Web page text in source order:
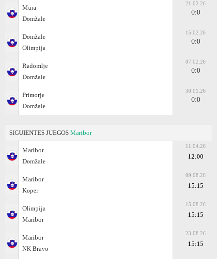
Mura
Domžale
21.02.26
0:0
Domžale
Olimpija
15.02.26
0:0
Radomlje
Domžale
07.02.26
0:0
Primorje
Domžale
30.01.26
0:0
SIGUIENTES JUEGOS Maribor
Maribor
Domžale
11.04.26
12:00
Maribor
Koper
09.08.26
15:15
Olimpija
Maribor
15.08.26
15:15
Maribor
NK Bravo
23.08.26
15:15